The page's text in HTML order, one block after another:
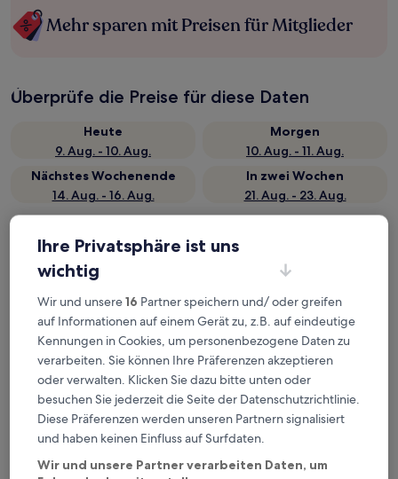
Mehr sparen mit Preisen für Mitglieder
Überprüfe die Preise für diese Daten
Heute
9. Aug. - 10. Aug.
Morgen
10. Aug. - 11. Aug.
Nächstes Wochenende
14. Aug. - 16. Aug.
In zwei Wochen
21. Aug. - 23. Aug.
Top 5 Hotels in der Nähe von
Bahnhof Kani auf einen Blick
von Bahnhof Kani entfernt. Gästebewertung: 8,8/10 —
Hervorragend.
The Book Lounge Hotel Kani — 2-Sterne-Hotel in 1,6 km von
Bahnhof Kani entfernt. Gästebewertung: 8,8/10 —
Hervorragend.
Hotel Sincerity kani— 3-Sterne-Hotel in 0,5 km von Bahnhof
Kani entfernt. Gästebewertung: 8,2/10 — Sehr gut.
Hotel Route Inn Kani— 3-Sterne-Hotel in 0,7 km von Bahnhof
Ihre Privatsphäre ist uns
wichtig
Wir und unsere16 Partner speichern und/ oder greifen
auf Informationen auf einem Gerät zu, z.B. auf eindeutige
Kennungen in Cookies, um personenbezogene Daten zu
verarbeiten. Sie können Ihre Präferenzen akzeptieren
oder verwalten. Klicken Sie dazu bitte unten oder
besuchen Sie jederzeit die Seite der Datenschutzrichtlinie.
Diese Präferenzen werden unseren Partnern signalisiert
und haben keinen Einfluss auf Surfdaten.
Wir und unsere Partner verarbeiten Daten, um